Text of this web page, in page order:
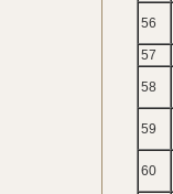
56
57
58
59
60